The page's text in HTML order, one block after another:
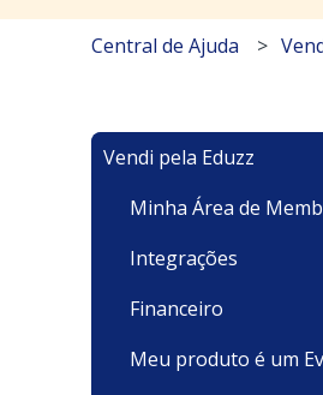
Central de Ajuda
Vendi pela Eduzz
Minha Área de
Integrações
Financeiro
Meu produto é um